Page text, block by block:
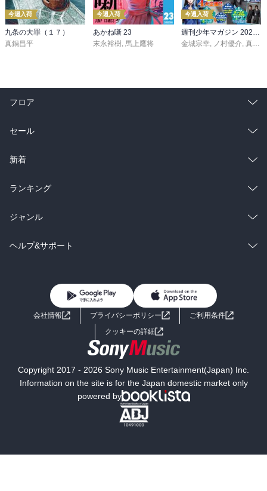
今週入荷
九条の大罪（１７）
真鍋昌平
今週入荷
あかね噺 23
末永裕樹 馬上鷹将
今週入荷
金城宗幸
ノ村優介 真島ヒロ
フロア
総合
ラノベ
雑誌・グラビア
BL・TL
セール
総合
ラノベ
雑誌・グラビア
BL・TL
新着
総合
ラノベ
雑誌・グラビア
ランキング
総合
ラノベ
ジャンル
コミック
ライトノベル 男子向けラノベ
小説
海外小説
ミステリー SF
文学
ヘルプ&サポート
よくあるご質問 お問い合わせ
会社情報 プライバシーポリシー
ご利用条件
クッキーの詳細
Copyright 2017 - 2026 Sony Music Entertainment(Japan) Inc.
Information on the site is for the Japan domestic market only
powered by